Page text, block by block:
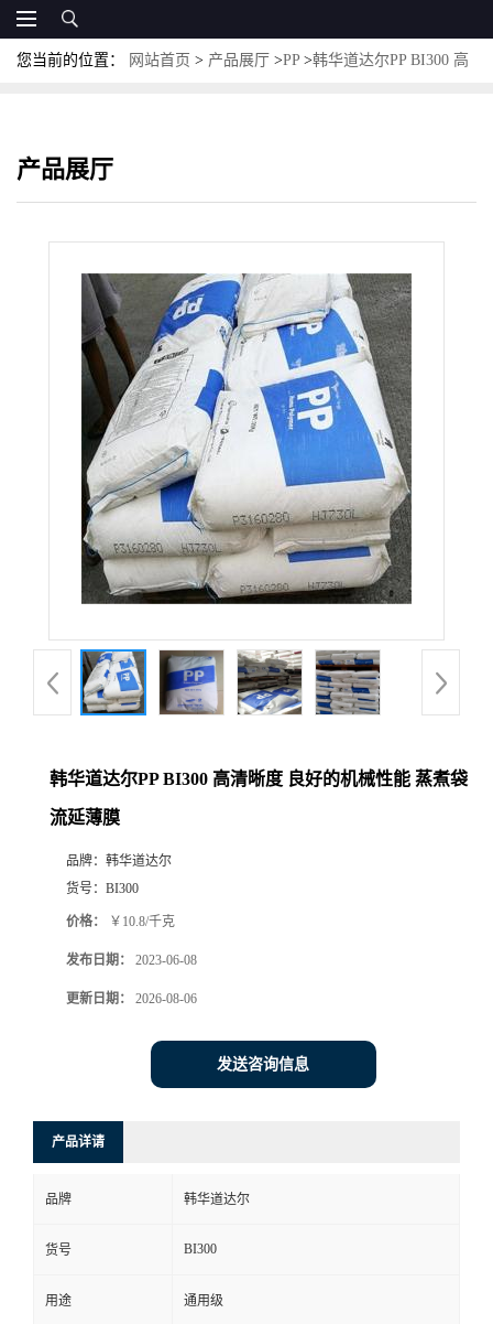
您当前的位置： 网站首页 > 产品展厅 >PP >韩华道达尔PP BI300 高
产品展厅
韩华道达尔PP BI300 高清晰度 良好的机械性能 蒸煮袋
流延薄膜
品牌： 韩华道达尔
货号： BI300
价格： ￥10.8/千克
发布日期： 2023-06-08
更新日期： 2026-08-06
发送咨询信息
产品详请
品牌 韩华道达尔
货号 BI300
用途 通用级